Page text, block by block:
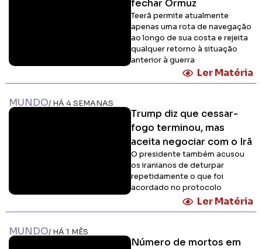
fechar Ormuz
Teerã permite atualmente
apenas uma rota de navegação
ao longo de sua costa e rejeita
qualquer retorno à situação
anterior à guerra
Ler Matéria
MUNDO/ HÁ 4 SEMANAS
Trump diz que cessar-
fogo terminou, mas
aceita negociar com o Irã
O presidente também acusou
os iranianos de deturpar
repetidamente o que foi
acordado no protocolo
Ler Matéria
MUNDO/ HÁ 1 MÊS
Número de mortos em